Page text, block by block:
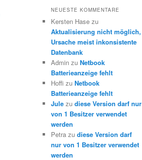
NEUESTE KOMMENTARE
Kersten Hase zu
Aktualisierung nicht möglich,
Ursache meist inkonsistente
Datenbank
Admin zu Netbook
Batterieanzeige fehlt
Hoffi zu Netbook
Batterieanzeige fehlt
Jule zu diese Version darf nur
von 1 Besitzer verwendet
werden
Petra zu diese Version darf
nur von 1 Besitzer verwendet
werden